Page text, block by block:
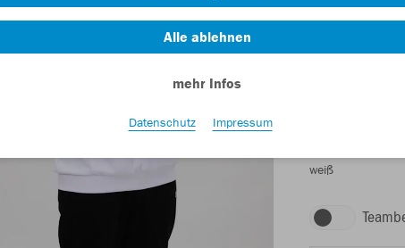
Lust auf 30%
weiß
Alle ablehnen
mehr Infos
Datenschutz Impressum